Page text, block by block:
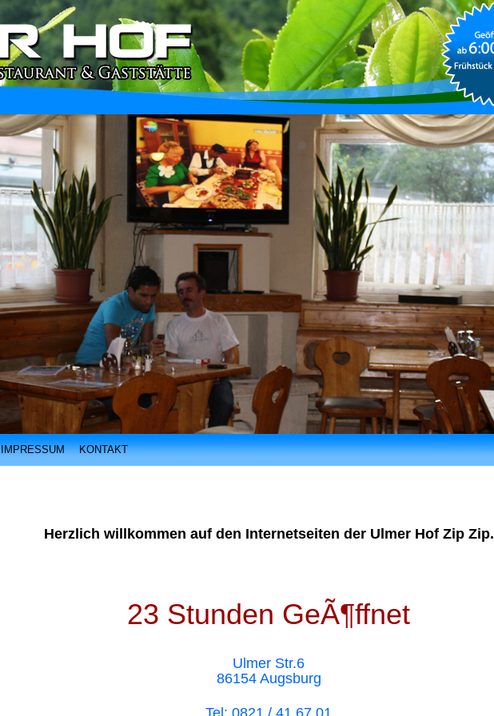
IMPRESSUM KONTAKT
Herzlich willkommen auf den Internetseiten der Ulmer Hof Zip Zip.
23 Stunden GeÃ¶ffnet
Ulmer Str.6
86154 Augsburg
Tel: 0821 / 41 67 01